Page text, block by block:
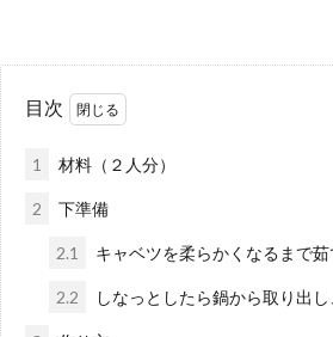
目次
1 材料（２人分）
2 下準備
2.1 キャベツを柔らかくなるまで茹
2.2 しなっとしたら鍋から取り出